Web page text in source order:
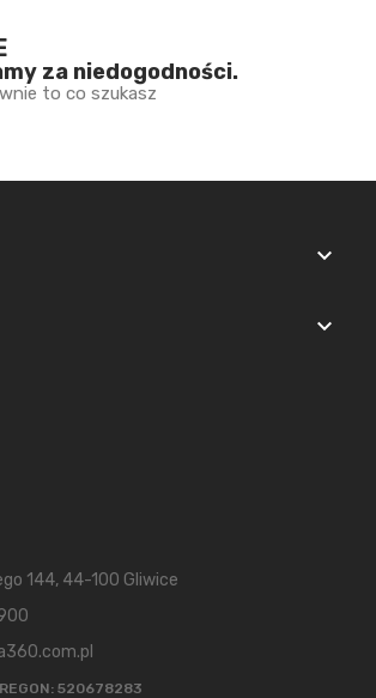
za niedogodności.
to co szukasz
keyboard_arrow_down
keyboard_arrow_down
144, 44-100 Gliwice
520678283